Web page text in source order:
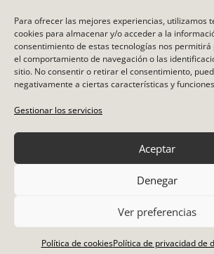
Para ofrecer las mejores experiencias, utilizamos
cookies para almacenar y/o acceder a la
consentimiento de estas tecnologías nos
el comportamiento de navegación o las
sitio. No consentir o retirar el consentimiento,
negativamente a ciertas características y
Gestionar los servicios
Aceptar
Denegar
Ver preferencias
Política de cookiesPolítica de privacidad de
Noticias
Uncategorized
Vídeo
Meta
Acceder